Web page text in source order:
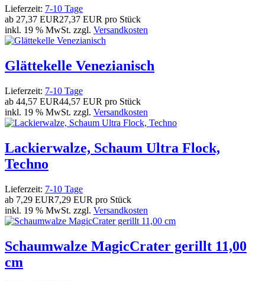
Lieferzeit: 7-10 Tage
ab 27,37 EUR27,37 EUR pro Stück
inkl. 19 % MwSt. zzgl. Versandkosten
Glättekelle Venezianisch
Lieferzeit: 7-10 Tage
ab 44,57 EUR44,57 EUR pro Stück
inkl. 19 % MwSt. zzgl. Versandkosten
Lackierwalze, Schaum Ultra Flock,
Techno
Lieferzeit: 7-10 Tage
ab 7,29 EUR7,29 EUR pro Stück
inkl. 19 % MwSt. zzgl. Versandkosten
Schaumwalze MagicCrater gerillt 11,00
cm